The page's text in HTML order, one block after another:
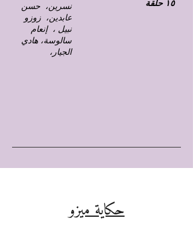
نسرين، حسن
عابدين، زوزو
نبيل ، إنعام
سالوسة، هادي
الجيار،
١٥ حلقة
حكاية ميزو